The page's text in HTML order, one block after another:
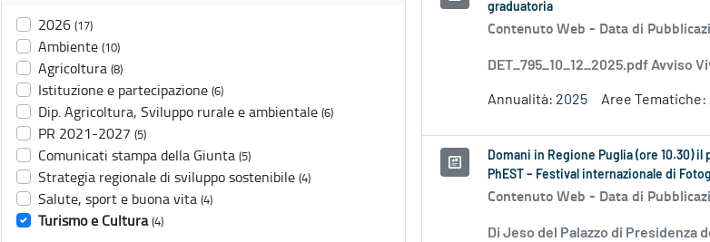
2026 (17)
Ambiente (10)
Agricoltura (8)
Istituzione e partecipazione (6)
Dip. Agricoltura, Sviluppo rurale e ambientale (6)
PR 2021-2027 (5)
Comunicati stampa della Giunta (5)
Strategia regionale di sviluppo sostenibile (4)
Salute, sport e buona vita (4)
Turismo e Cultura (4)
graduatoria
Contenuto Web - Data di
DET_795_10_12_2025.pdf Avviso
Annualità: 2025 Aree Tematiche:
Domani in Regione Puglia (ore 10.30)
PhEST – Festival internazionale di
Contenuto Web - Data di
Di Jeso del Palazzo di Presidenza